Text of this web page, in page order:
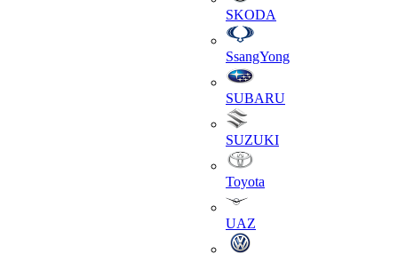
SKODA
SsangYong
SUBARU
SUZUKI
Toyota
UAZ